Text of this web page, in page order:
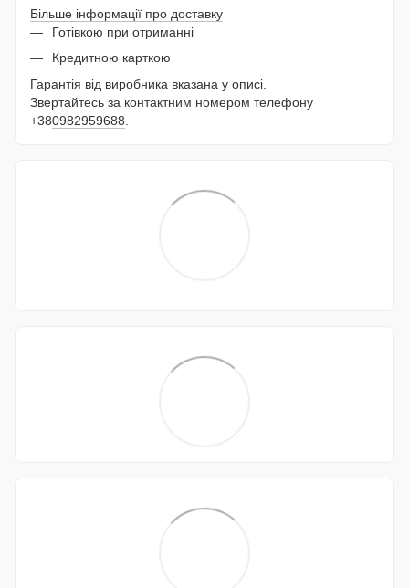
Більше інформації про доставку
Готівкою при отриманні
Кредитною карткою
Гарантія від виробника вказана у описі.
Звертайтесь за контактним номером телефону
+380982959688